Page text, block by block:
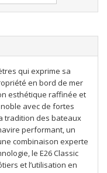
qui exprime sa
en bord de mer
esthétique raffinée et
avec de fortes
tradition des bateaux
performant, un
combinaison experte
le E26 Classic
et l’utilisation en